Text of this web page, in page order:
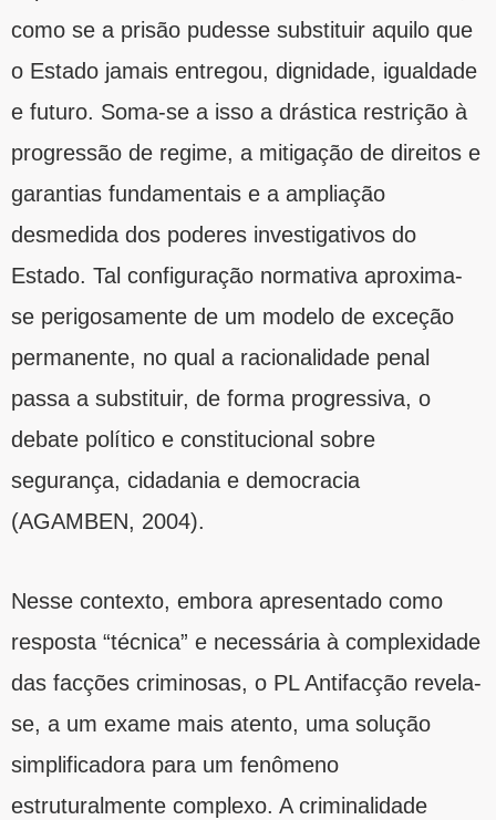
como se a prisão pudesse substituir aquilo que
o Estado jamais entregou, dignidade, igualdade
e futuro. Soma-se a isso a drástica restrição à
progressão de regime, a mitigação de direitos e
garantias fundamentais e a ampliação
desmedida dos poderes investigativos do
Estado. Tal configuração normativa aproxima-
se perigosamente de um modelo de exceção
permanente, no qual a racionalidade penal
passa a substituir, de forma progressiva, o
debate político e constitucional sobre
segurança, cidadania e democracia
(AGAMBEN, 2004).
Nesse contexto, embora apresentado como
resposta “técnica” e necessária à complexidade
das facções criminosas, o PL Antifacção revela-
se, a um exame mais atento, uma solução
simplificadora para um fenômeno
estruturalmente complexo. A criminalidade